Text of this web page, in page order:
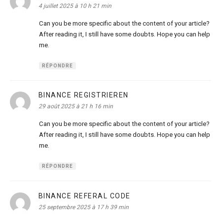
4 juillet 2025 à 10 h 21 min
Can you be more specific about the content of your article?
After reading it, I still have some doubts. Hope you can help
me.
RÉPONDRE
BINANCE REGISTRIEREN
29 août 2025 à 21 h 16 min
Can you be more specific about the content of your article?
After reading it, I still have some doubts. Hope you can help
me.
RÉPONDRE
BINANCE REFERAL CODE
25 septembre 2025 à 17 h 39 min